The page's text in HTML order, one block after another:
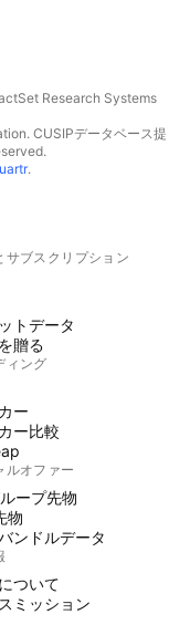
Research Systems
CUSIPデータベース提
.
サブスクリプション
トデータ
贈る
ィング
ー
ー比較
ルオファー
ープ先物
物
ンドルデータ
ついて
ミッション